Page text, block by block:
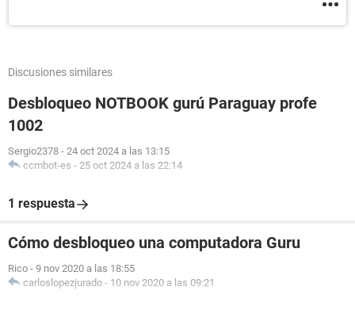
Discusiones similares
Desbloqueo NOTBOOK gurú Paraguay profe
1002
Sergio2378 - 24 oct 2024 a las 13:15
ccmbot-es - 25 oct 2024 a las 22:14
1 respuesta
Cómo desbloqueo una computadora Guru
Rico - 9 nov 2020 a las 18:55
carloslopezjurado - 10 nov 2020 a las 09:21